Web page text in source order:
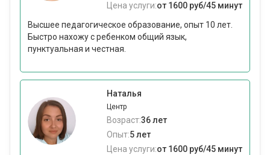
Цена услуги:от 1600 руб/45 минут
Высшее педагогическое образование, опыт 10 лет.
Быстро нахожу с ребенком общий язык,
пунктуальная и честная.
Наталья
Центр
Возраст:36 лет
Опыт:5 лет
Цена услуги:от 1600 руб/45 минут